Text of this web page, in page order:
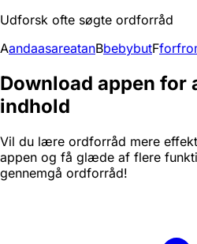
Udforsk ofte søgte ordforråd
AandaasareatanBbebybutFfor
Download appen for
indhold
Vil du lære ordforråd mere
appen og få glæde af flere
gennemgå ordforråd!